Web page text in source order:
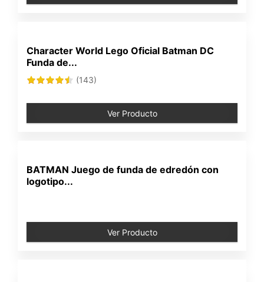
Character World Lego Oficial Batman DC
Funda de...
(143)
Ver Producto
BATMAN Juego de funda de edredón con
logotipo...
Ver Producto